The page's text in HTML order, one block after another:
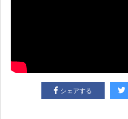
シェアする